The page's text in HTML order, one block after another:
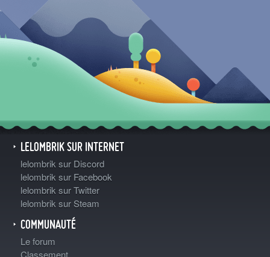
LELOMBRIK SUR INTERNET
lelombrik sur Discord
lelombrik sur Facebook
lelombrik sur Twitter
lelombrik sur Steam
COMMUNAUTÉ
Le forum
Classement